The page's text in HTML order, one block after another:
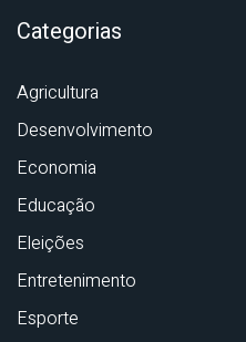
Categorias
Agricultura
Desenvolvimento
Economia
Educação
Eleições
Entretenimento
Esporte